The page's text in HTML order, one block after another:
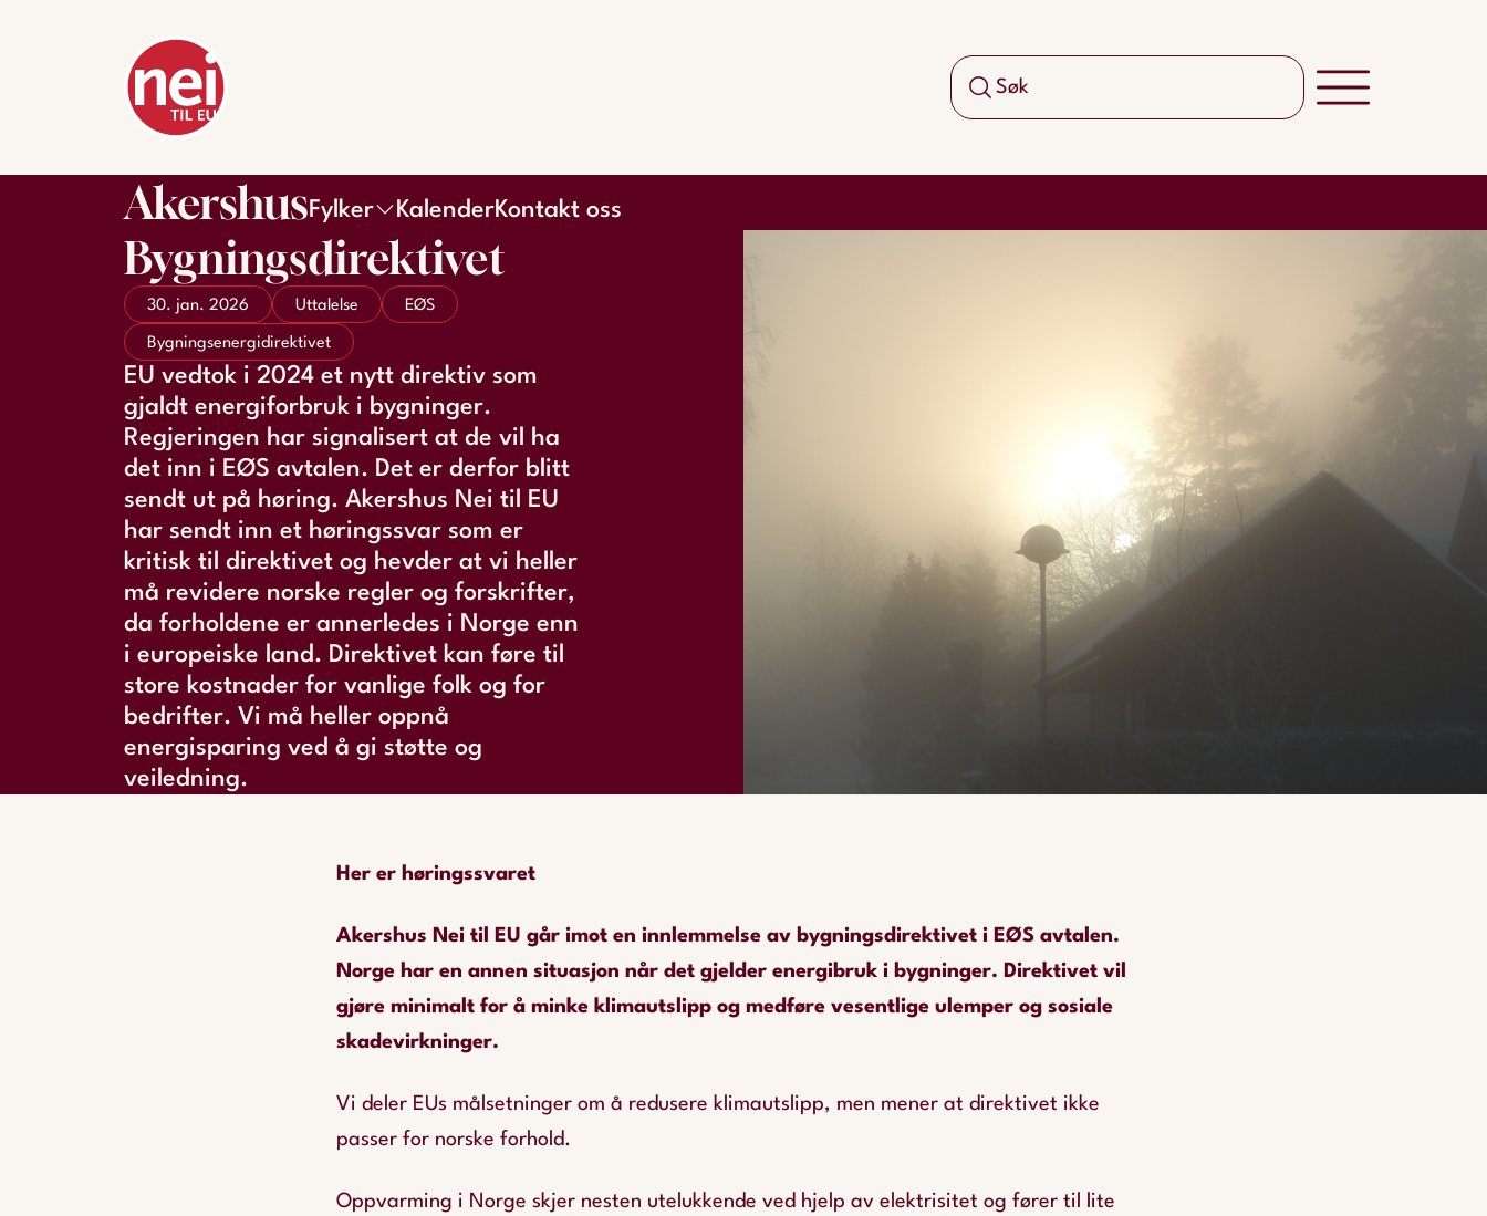
AkershusFylker KalenderKontakt oss
Bygningsdirektivet
30. jan. 2026 Uttalelse EØS
Bygningsenergidirektivet
EU vedtok i 2024 et nytt direktiv som
gjaldt energiforbruk i bygninger.
Regjeringen har signalisert at de vil ha
det inn i EØS avtalen. Det er derfor blitt
sendt ut på høring. Akershus Nei til EU
har sendt inn et høringssvar som er
kritisk til direktivet og hevder at vi heller
må revidere norske regler og forskrifter,
da forholdene er annerledes i Norge enn
i europeiske land. Direktivet kan føre til
store kostnader for vanlige folk og for
bedrifter. Vi må heller oppnå
energisparing ved å gi støtte og
veiledning.
Her er høringssvaret
Akershus Nei til EU går imot en innlemmelse av bygningsdirektivet i EØS avtalen.
Norge har en annen situasjon når det gjelder energibruk i bygninger. Direktivet vil
gjøre minimalt for å minke klimautslipp og medføre vesentlige ulemper og sosiale
skadevirkninger.
Vi deler EUs målsetninger om å redusere klimautslipp, men mener at direktivet ikke
passer for norske forhold.
Oppvarming i Norge skjer nesten utelukkende ved hjelp av elektrisitet og fører til lite